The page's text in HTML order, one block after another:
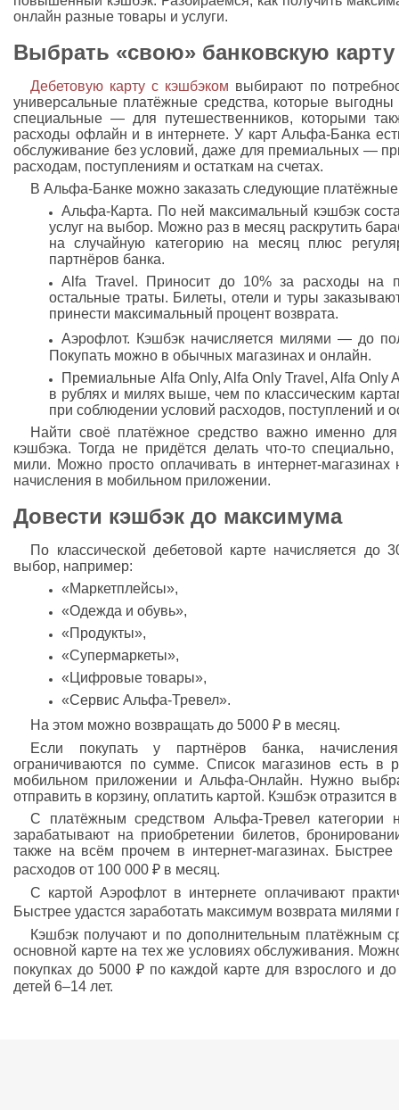
онлайн разные товары и услуги.
Выбрать «свою» банковскую карту
Дебетовую карту с кэшбэком выбирают по
универсальные платёжные средства, которые
специальные — для путешественников, которыми
расходы офлайн и в интернете. У карт Альфа-Банка
обслуживание без условий, даже для премиальных —
расходам, поступлениям и остаткам на счетах.
В Альфа-Банке можно заказать следующие платёжные
Альфа-Карта. По ней максимальный кэшбэк
услуг на выбор. Можно раз в месяц раскрутить
на случайную категорию на месяц плюс
партнёров банка.
Alfa Travel. Приносит до 10% за расходы на
остальные траты. Билеты, отели и туры
принести максимальный процент возврата.
Аэрофлот. Кэшбэк начисляется милями — до
Покупать можно в обычных магазинах и онлайн.
Премиальные Alfa Only, Alfa Only Travel, Alfa Only
в рублях и милях выше, чем по классическим
при соблюдении условий расходов, поступлений и
Найти своё платёжное средство важно именно
кэшбэка. Тогда не придётся делать что-то
мили. Можно просто оплачивать в интернет-
начисления в мобильном приложении.
Довести кэшбэк до максимума
По классической дебетовой карте начисляется до
выбор, например:
«Маркетплейсы»,
«Одежда и обувь»,
«Продукты»,
«Супермаркеты»,
«Цифровые товары»,
«Сервис Альфа-Тревел».
На этом можно возвращать до 5000 ₽ в месяц.
Если покупать у партнёров банка,
ограничиваются по сумме. Список магазинов есть в
мобильном приложении и Альфа-Онлайн. Нужно
отправить в корзину, оплатить картой. Кэшбэк отразится
С платёжным средством Альфа-Тревел категории
зарабатывают на приобретении билетов,
также на всём прочем в интернет-магазинах.
расходов от 100 000 ₽ в месяц.
С картой Аэрофлот в интернете оплачивают
Быстрее удастся заработать максимум возврата
Кэшбэк получают и по дополнительным платёжным
основной карте на тех же условиях обслуживания.
покупках до 5000 ₽ по каждой карте для взрослого и
детей 6–14 лет.